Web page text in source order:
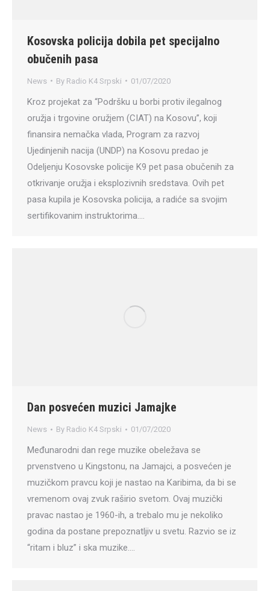
Kosovska policija dobila pet specijalno
obučenih pasa
News By Radio K4 Srpski 01/07/2020
Kroz projekat za “Podršku u borbi protiv ilegalnog
oružja i trgovine oružjem (CIAT) na Kosovu”, koji
finansira nemačka vlada, Program za razvoj
Ujedinjenih nacija (UNDP) na Kosovu predao je
Odeljenju Kosovske policije K9 pet pasa obučenih za
otkrivanje oružja i eksplozivnih sredstava. Ovih pet
pasa kupila je Kosovska policija, a radiće sa svojim
sertifikovanim instruktorima.…
Dan posvećen muzici Jamajke
News By Radio K4 Srpski 01/07/2020
Međunarodni dan rege muzike obeležava se
prvenstveno u Kingstonu, na Jamajci, a posvećen je
muzičkom pravcu koji je nastao na Karibima, da bi se
vremenom ovaj zvuk raširio svetom. Ovaj muzički
pravac nastao je 1960-ih, a trebalo mu je nekoliko
godina da postane prepoznatljiv u svetu. Razvio se iz
“ritam i bluz” i ska muzike.…